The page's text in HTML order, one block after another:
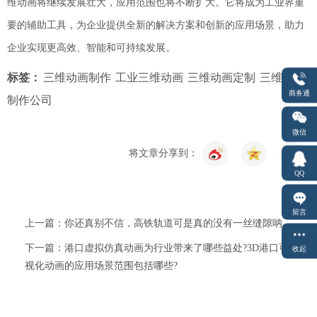
维动画将继续发展壮大，应用范围也将不断扩大。它将成为工业界重
要的辅助工具，为企业提供全新的解决方案和创新的应用场景，助力
企业实现更高效、智能和可持续发展。
标签： 三维动画制作 工业三维动画 三维动画定制
三维动画
制作公司
将文章分享到：
上一篇：你还真别不信，高铁轨道可是真的没有一丝缝隙呐
下一篇：港口虚拟仿真动画为行业带来了哪些益处?3D港口可
视化动画的应用场景范围包括哪些?
商务通
微信
QQ
留言
收起